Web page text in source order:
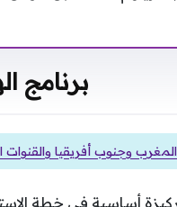
برنامج
وجنوب أفريقيا
أساسية في خطة